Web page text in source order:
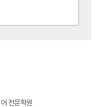
전문학원